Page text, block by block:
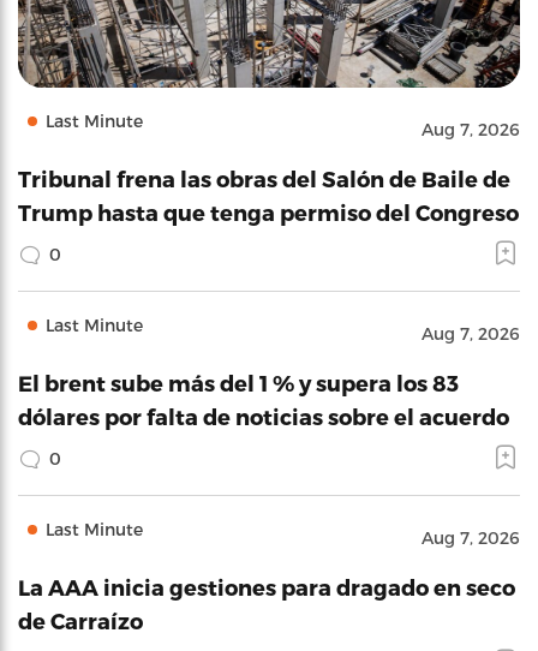
Last Minute Aug 7, 2026
Tribunal frena las obras del Salón de Baile de
Trump hasta que tenga permiso del Congreso
0
Last Minute Aug 7, 2026
El brent sube más del 1 % y supera los 83
dólares por falta de noticias sobre el acuerdo
0
Last Minute Aug 7, 2026
La AAA inicia gestiones para dragado en seco
de Carraízo